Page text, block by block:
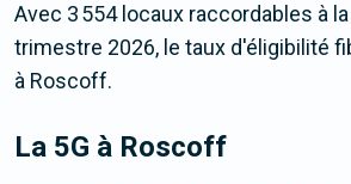
Avec 3 554 locaux raccordables à
trimestre 2026, le taux d'éligibilité
à Roscoff.
La 5G à Roscoff